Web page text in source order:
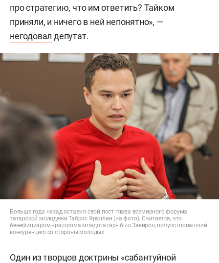
про стратегию, что им ответить? Тайком
приняли, и ничего в ней непонятно», —
негодовал депутат.
Больше года назад оставил свой пост глава всемирного форума
татарской молодежи Табрис Яруллин (на фото). Считается, что
бенефициаром «разгрома младотатар» был Закиров, почувствовавший
конкуренцию со стороны молодых
Один из творцов доктрины «сабантуйной